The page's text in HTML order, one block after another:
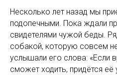
Несколько лет назад мы
подопечными. Пока ждали
свидетелями чужой беды.
собакой, которую совсем
услышали его слова: «Если
сможет ходить, придётся